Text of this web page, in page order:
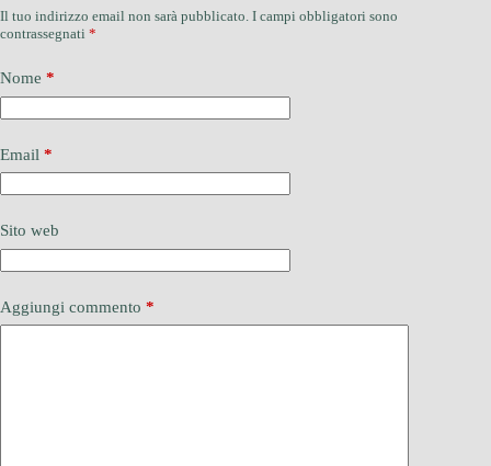
Il tuo indirizzo email non sarà pubblicato. I campi obbligatori sono
contrassegnati *
Nome *
Email *
Sito web
Aggiungi commento *